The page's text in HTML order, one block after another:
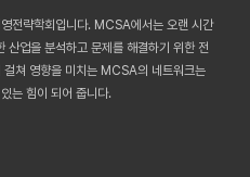
전략학회입니다. MCSA에서는 오랜 시간
산업을 분석하고 문제를 해결하기 위한 전
걸쳐 영향을 미치는 MCSA의 네트워크는
는 힘이 되어 줍니다.